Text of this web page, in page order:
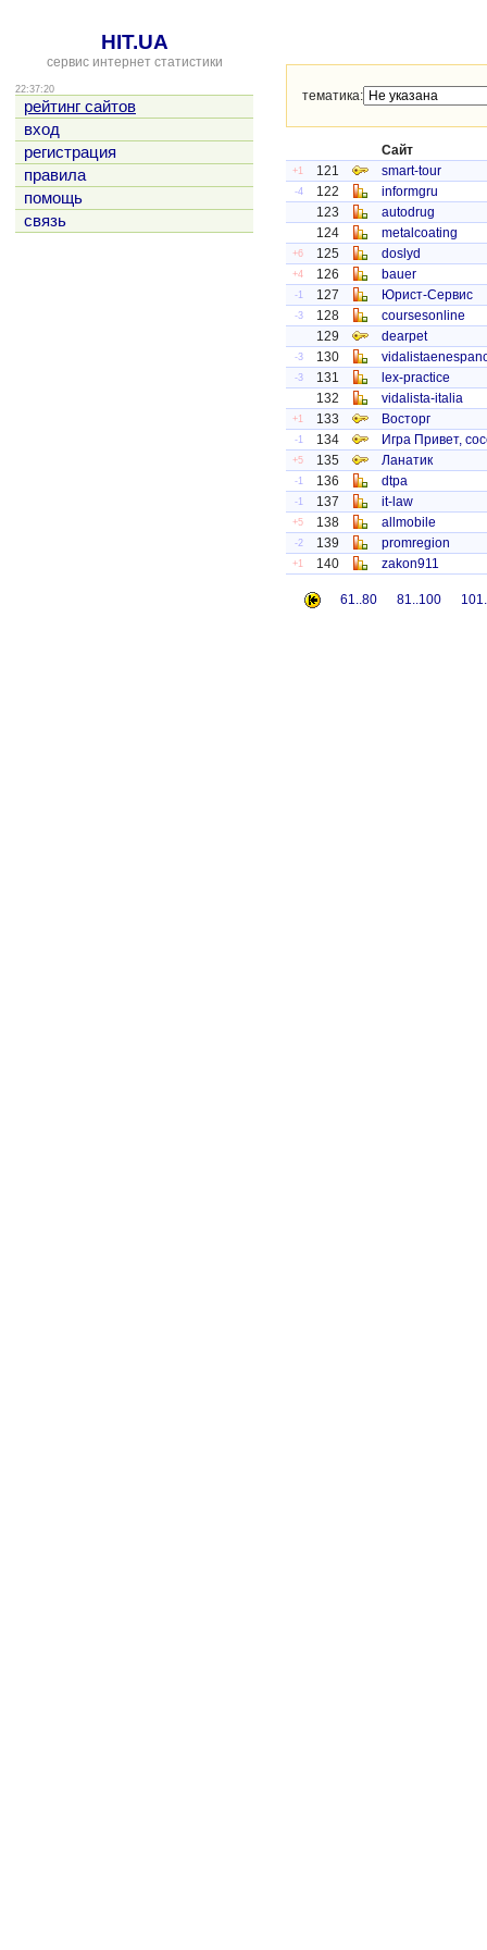
HIT.UA
сервис интернет статистики
22:37:20
рейтинг сайтов
вход
регистрация
правила
помощь
связь
тематика:
Сайт
+1 121 smart-tour
-4 122
informgru
123
autodrug
124
metalcoating
+6 125 doslyd
+4 126 bauer
-1 127 Юрист-Сервис
-3 128
coursesonline
129
dearpet
-3 130
-3 131
lex-practice
132
vidalista-italia
+1 133 Восторг
-1 134 Игра Привет,
+5 135 Ланатик
-1 136 dtpa
-1 137 it-law
+5 138 allmobile
-2 139 promregion
+1 140 zakon911
61..80 81..100